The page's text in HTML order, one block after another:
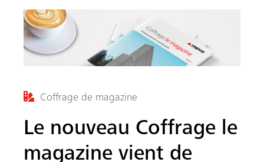
Coffrage de magazine
Le nouveau Coffrage le
magazine vient de